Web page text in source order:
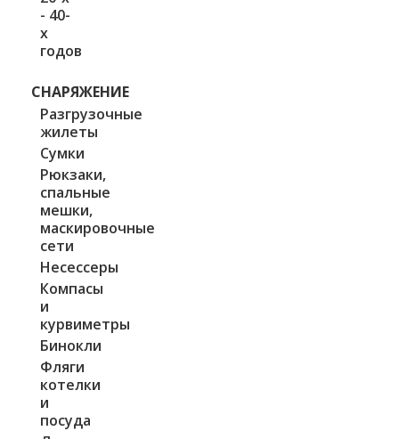
- 40-
х
годов
СНАРЯЖЕНИЕ
Разгрузочные
жилеты
Сумки
Рюкзаки,
спальные
мешки,
маскировочные
сети
Несессеры
Компасы
и
курвиметры
Бинокли
Фляги
котелки
и
посуда